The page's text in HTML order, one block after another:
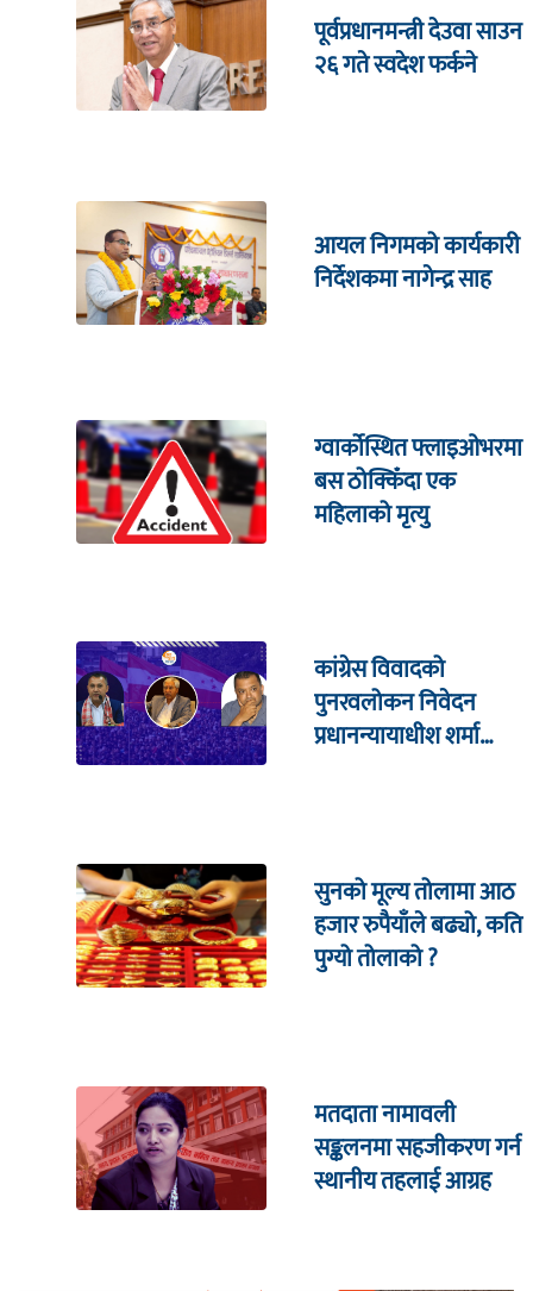
पूर्वप्रधानमन्त्री देउवा साउन
२६ गते स्वदेश फर्कने
आयल निगमको कार्यकारी
निर्देशकमा नागेन्द्र साह
ग्वार्कोस्थित फ्लाइओभरमा
बस ठोक्किँदा एक
महिलाको मृत्यु
कांग्रेस विवादको
पुनरवलोकन निवेदन
प्रधानन्यायाधीश शर्मा
सुनको मूल्य तोलामा आठ
हजार रुपैयाँले बढ्यो, कति
पुग्यो तोलाको ?
मतदाता नामावली
सङ्कलनमा सहजीकरण गर्न
स्थानीय तहलाई आग्रह